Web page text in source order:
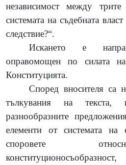
независимост между
системата на съдебната
следствие?“.
Искането е
оправомощен по силата
Конституцията.
Според вносителя са
тълкувания на текста,
разнообразните
елементи от системата на
споровете